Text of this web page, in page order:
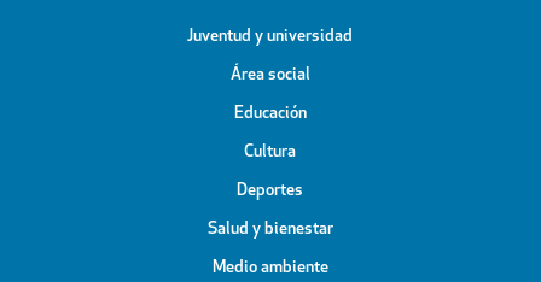
Juventud y universidad
Área social
Educación
Cultura
Deportes
Salud y bienestar
Medio ambiente